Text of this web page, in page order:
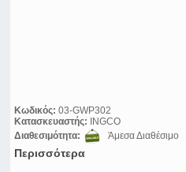
Κωδικός: 03-GWP302
Κατασκευαστής: INGCO
Διαθεσιμότητα:
Άμεσα Διαθέσιμο
Περισσότερα